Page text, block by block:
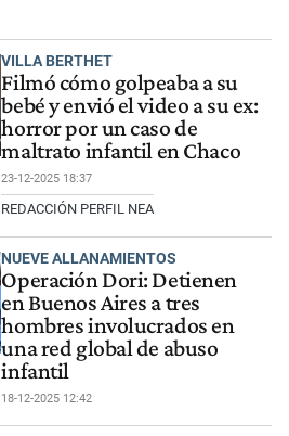
VILLA BERTHET
Filmó cómo golpeaba a su
bebé y envió el video a su ex:
horror por un caso de
maltrato infantil en Chaco
23-12-2025 18:37
REDACCIÓN PERFIL NEA
NUEVE ALLANAMIENTOS
Operación Dori: Detienen
en Buenos Aires a tres
hombres involucrados en
una red global de abuso
infantil
18-12-2025 12:42